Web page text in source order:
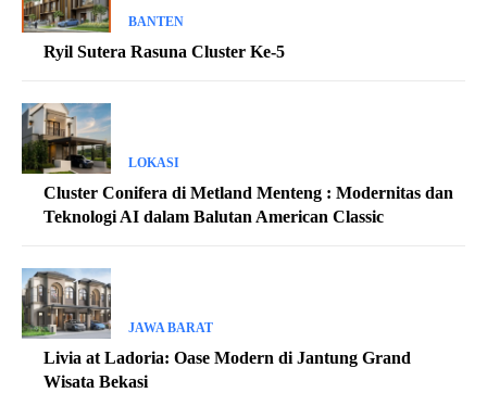
BANTEN
Ryil Sutera Rasuna Cluster Ke-5
LOKASI
Cluster Conifera di Metland Menteng : Modernitas dan
Teknologi AI dalam Balutan American Classic
JAWA BARAT
Livia at Ladoria: Oase Modern di Jantung Grand
Wisata Bekasi